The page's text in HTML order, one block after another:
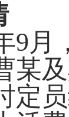
，
某
定